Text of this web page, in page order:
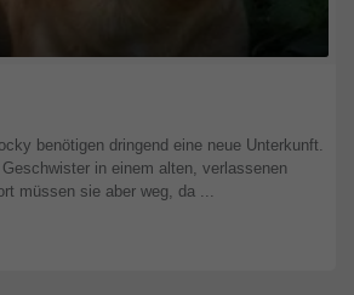
benötigen dringend eine neue Unterkunft.
in einem alten, verlassenen
müssen sie aber weg, da ...